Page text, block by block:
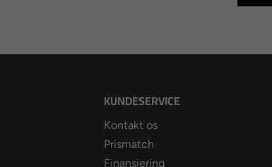
KUNDESERVICE
Kontakt os
Prismatch
Finansiering